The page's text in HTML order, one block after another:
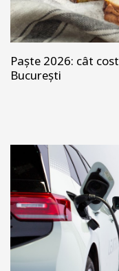
Paște 2026: cât
București